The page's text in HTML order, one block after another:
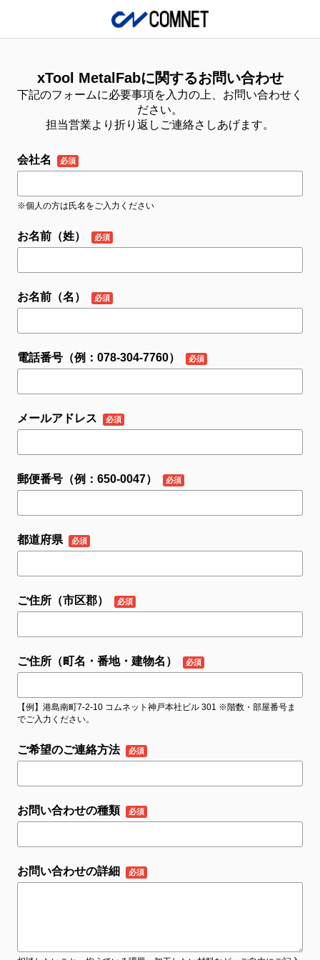
xTool MetalFabに関するお問い合わせ
下記のフォームに必要事項を入力の上、お問い合わせく
ださい。
担当営業より折り返しご連絡さしあげます。
会社名
※個人の方は氏名をご入力ください
お名前（姓）
お名前（名）
電話番号（例：078-304-7760）
メールアドレス
郵便番号（例：650-0047）
都道府県
ご住所（市区郡）
ご住所（町名・番地・建物名）
【例】港島南町7-2-10 コムネット神戸本社ビル 301 ※階数・部屋番号ま
でご入力ください。
ご希望のご連絡方法
お問い合わせの種類
お問い合わせの詳細